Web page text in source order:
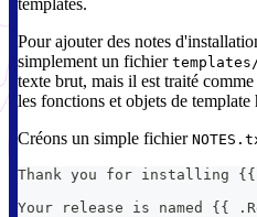
Pour ajouter des notes
simplement un fichier
texte brut, mais il est traité
les fonctions et objets de template
Créons un simple fichier
Thank you for installing {{
Your release is named {{